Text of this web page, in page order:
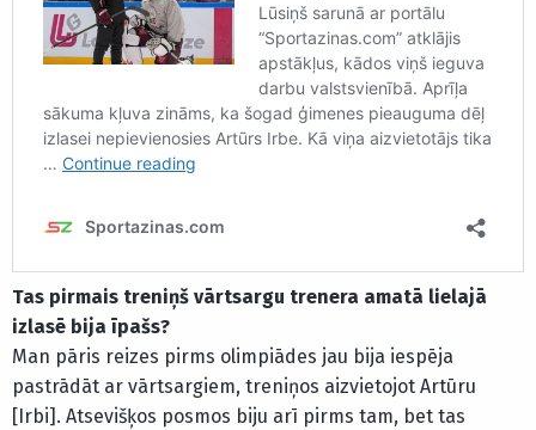
Tas pirmais treniņš vārtsargu trenera amatā lielajā
izlasē bija īpašs?
Man pāris reizes pirms olimpiādes jau bija iespēja
pastrādāt ar vārtsargiem, treniņos aizvietojot Artūru
[Irbi]. Atsevišķos posmos biju arī pirms tam, bet tas